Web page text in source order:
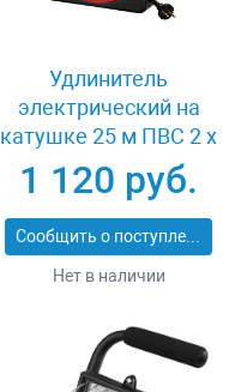
Удлинитель
электрический на
катушке 25 м ПВС 2 х
1кв мм 4 гнезда
СВЕТОЗАР КОМФОРТ
SV-55073-25
1 120 руб.
Сообщить о поступлении
Нет в наличии